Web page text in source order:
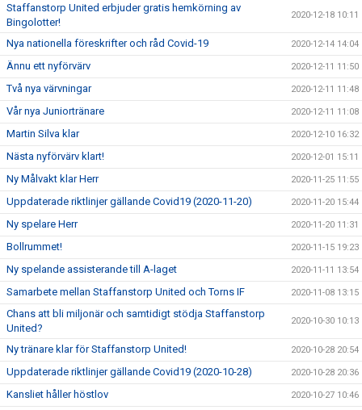
Staffanstorp United erbjuder gratis hemkörning av
Bingolotter!
2020-12-18 10:11
Nya nationella föreskrifter och råd Covid-19 2020-12-14 14:04
Ännu ett nyförvärv 2020-12-11 11:50
Två nya värvningar 2020-12-11 11:48
Vår nya Juniortränare 2020-12-11 11:08
Martin Silva klar 2020-12-10 16:32
Nästa nyförvärv klart! 2020-12-01 15:11
Ny Målvakt klar Herr 2020-11-25 11:55
Uppdaterade riktlinjer gällande Covid19 (2020-11-20) 2020-11-20 15:44
Ny spelare Herr 2020-11-20 11:31
Bollrummet! 2020-11-15 19:23
Ny spelande assisterande till A-laget 2020-11-11 13:54
Samarbete mellan Staffanstorp United och Torns IF 2020-11-08 13:15
Chans att bli miljonär och samtidigt stödja Staffanstorp
United?
2020-10-30 10:13
Ny tränare klar för Staffanstorp United! 2020-10-28 20:54
Uppdaterade riktlinjer gällande Covid19 (2020-10-28) 2020-10-28 20:36
Kansliet håller höstlov 2020-10-27 10:46